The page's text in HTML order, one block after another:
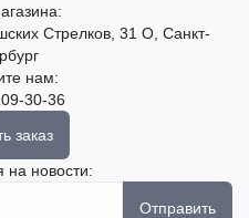
Стрелков, 31 О, Санкт-
нам:
30-36
заказ
на новости:
Отправить